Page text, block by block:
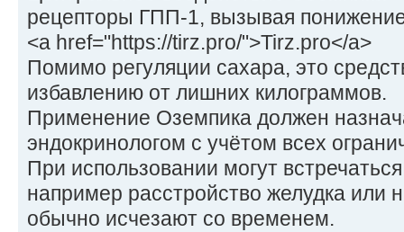
рецепторы ГПП-1, вызывая
<a href="https://tirz.pro/">Tirz.pro</a>
Помимо регуляции сахара, это
избавлению от лишних килограммов.
Применение Оземпика должен
эндокринологом с учётом всех
При использовании могут
например расстройство желудка или
обычно исчезают со временем.